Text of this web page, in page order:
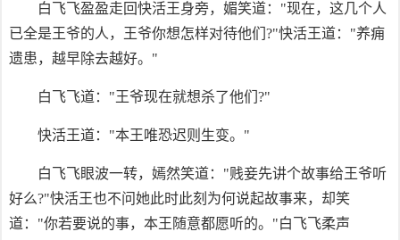
白飞飞盈盈走回快活王身旁，媚笑道："现在，这几个人
已全是王爷的人，王爷你想怎样对待他们?"快活王道："养痈
遗患，越早除去越好。"
白飞飞道："王爷现在就想杀了他们?"
快活王道："本王唯恐迟则生变。"
白飞飞眼波一转，嫣然笑道："贱妾先讲个故事给王爷听
好么?"快活王也不问她此时此刻为何说起故事来，却笑
道："你若要说的事，本王随意都愿听的。"白飞飞柔声